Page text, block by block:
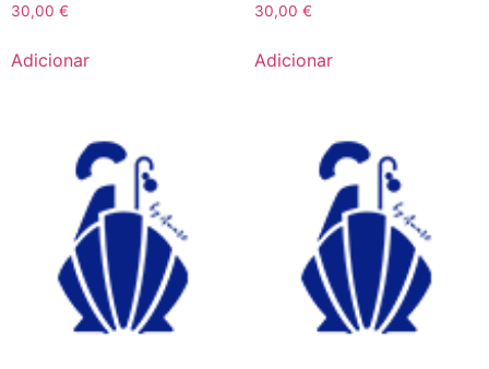
30,00 €
Adicionar
30,00 €
Adicionar